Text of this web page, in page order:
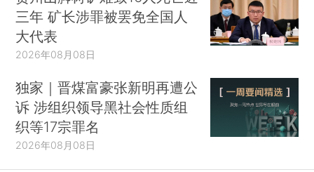
三年 矿长涉罪被罢免全国人
大代表
2026年08月08日
独家｜晋煤富豪张新明再遭公
诉 涉组织领导黑社会性质组
织等17宗罪名
2026年08月08日